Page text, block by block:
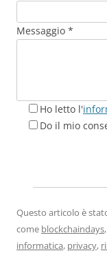
Messaggio *
Ho letto l'
Do il mio
Questo articolo è
come blockchaindays,
informatica, privacy,